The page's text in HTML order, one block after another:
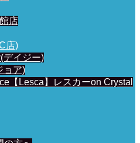
店
店)
デイジー)
ョア)
【Lesca】レスカーon Crystal